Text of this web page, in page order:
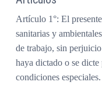
Artículo 1°: El
sanitarias y
de trabajo, sin
haya dictado o se dicte
condiciones especiales.